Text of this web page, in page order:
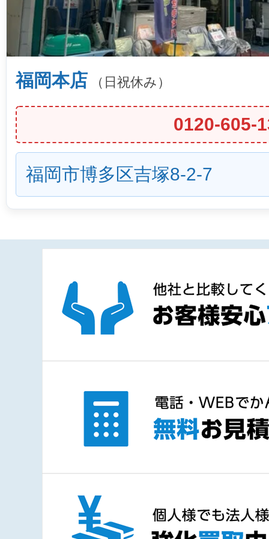
福岡本店 （日祝休み）
0120-605-
福岡市博多区吉塚8-2-7